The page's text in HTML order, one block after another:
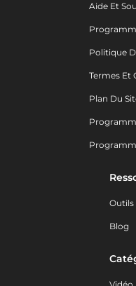
Aide Et
Politique
Termes Et
Plan Du
Outils
Blog